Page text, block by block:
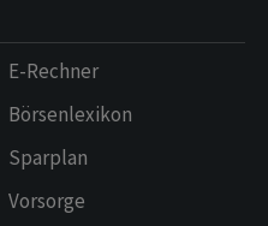
E-Rechner
Börsenlexikon
Sparplan
Vorsorge